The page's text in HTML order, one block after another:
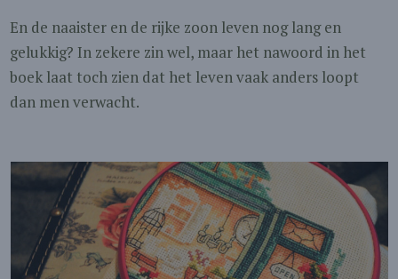
En de naaister en de rijke zoon leven nog lang en
gelukkig? In zekere zin wel, maar het nawoord in het
boek laat toch zien dat het leven vaak anders loopt
dan men verwacht.